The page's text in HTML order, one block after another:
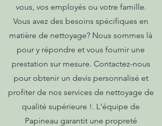
vous, vos employés ou votre famille.
Vous avez des besoins spécifiques en
matière de nettoyage? Nous sommes là
pour y répondre et vous fournir une
prestation sur mesure. Contactez-nous
pour obtenir un devis personnalisé et
profiter de nos services de nettoyage de
qualité supérieure !. L'équipe de
Papineau garantit une propreté